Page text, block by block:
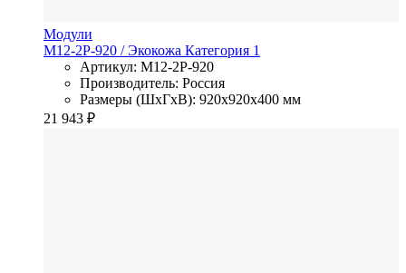
Модули
M12-2P-920 / Экокожа Категория 1
Артикул: M12-2P-920
Производитель: Россия
Размеры (ШхГхВ): 920x920x400 мм
21 943 ₽